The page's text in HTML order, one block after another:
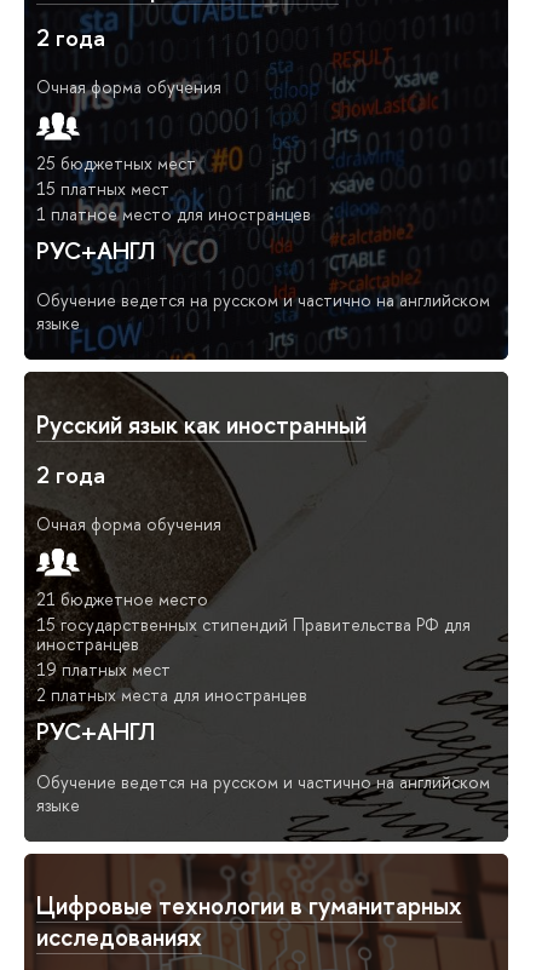
2 года
Очная форма обучения
25 бюджетных мест
15 платных мест
1 платное место для иностранцев
РУС+АНГЛ
Обучение ведется на русском и частично на английском
языке
Русский язык как иностранный
2 года
Очная форма обучения
21 бюджетное место
15 государственных стипендий Правительства РФ для
иностранцев
19 платных мест
2 платных места для иностранцев
РУС+АНГЛ
Обучение ведется на русском и частично на английском
языке
Цифровые технологии в гуманитарных
исследованиях